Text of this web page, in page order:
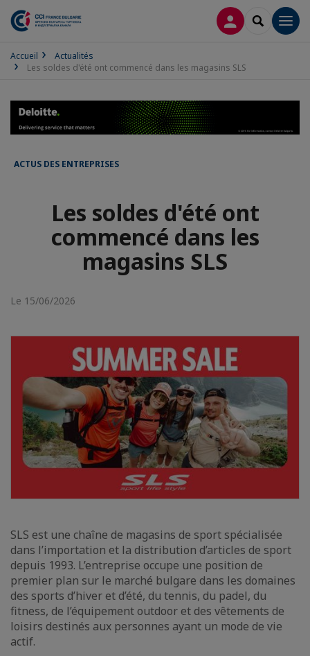
CONNEXION
Accueil
Actualités
Les soldes d'été ont commencé dans les magasins SLS
ACTUS DES ENTREPRISES
Les soldes d'été ont
commencé dans les
magasins SLS
Le 15/06/2026
SLS est une chaîne de magasins de sport spécialisée
dans l’importation et la distribution d’articles de sport
depuis 1993. L’entreprise occupe une position de
premier plan sur le marché bulgare dans les domaines
des sports d’hiver et d’été, du tennis, du padel, du
fitness, de l’équipement outdoor et des vêtements de
loisirs destinés aux personnes ayant un mode de vie
actif.